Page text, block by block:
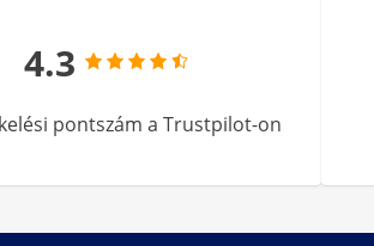
4.3
pontszám a Trustpilot-on